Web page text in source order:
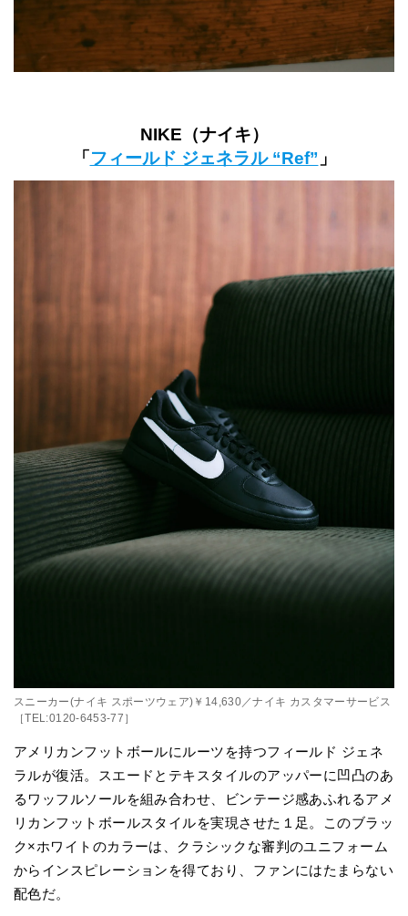
NIKE（ナイキ）
「 フィールド ジェネラル “Ref” 」
スニーカー(ナイキ スポーツウェア)￥14,630／ナイキ カスタマーサービス
［TEL:0120-6453-77］
アメリカンフットボールにルーツを持つフィールド ジェネ
ラルが復活。スエードとテキスタイルのアッパーに凹凸のあ
るワッフルソールを組み合わせ、ビンテージ感あふれるアメ
リカンフットボールスタイルを実現させた１足。このブラッ
ク×ホワイトのカラーは、クラシックな審判のユニフォーム
からインスピレーションを得ており、ファンにはたまらない
配色だ。